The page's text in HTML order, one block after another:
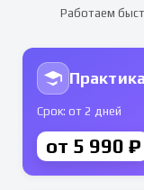
Работаем
Срок: от 2 дней
от 5 990 ₽